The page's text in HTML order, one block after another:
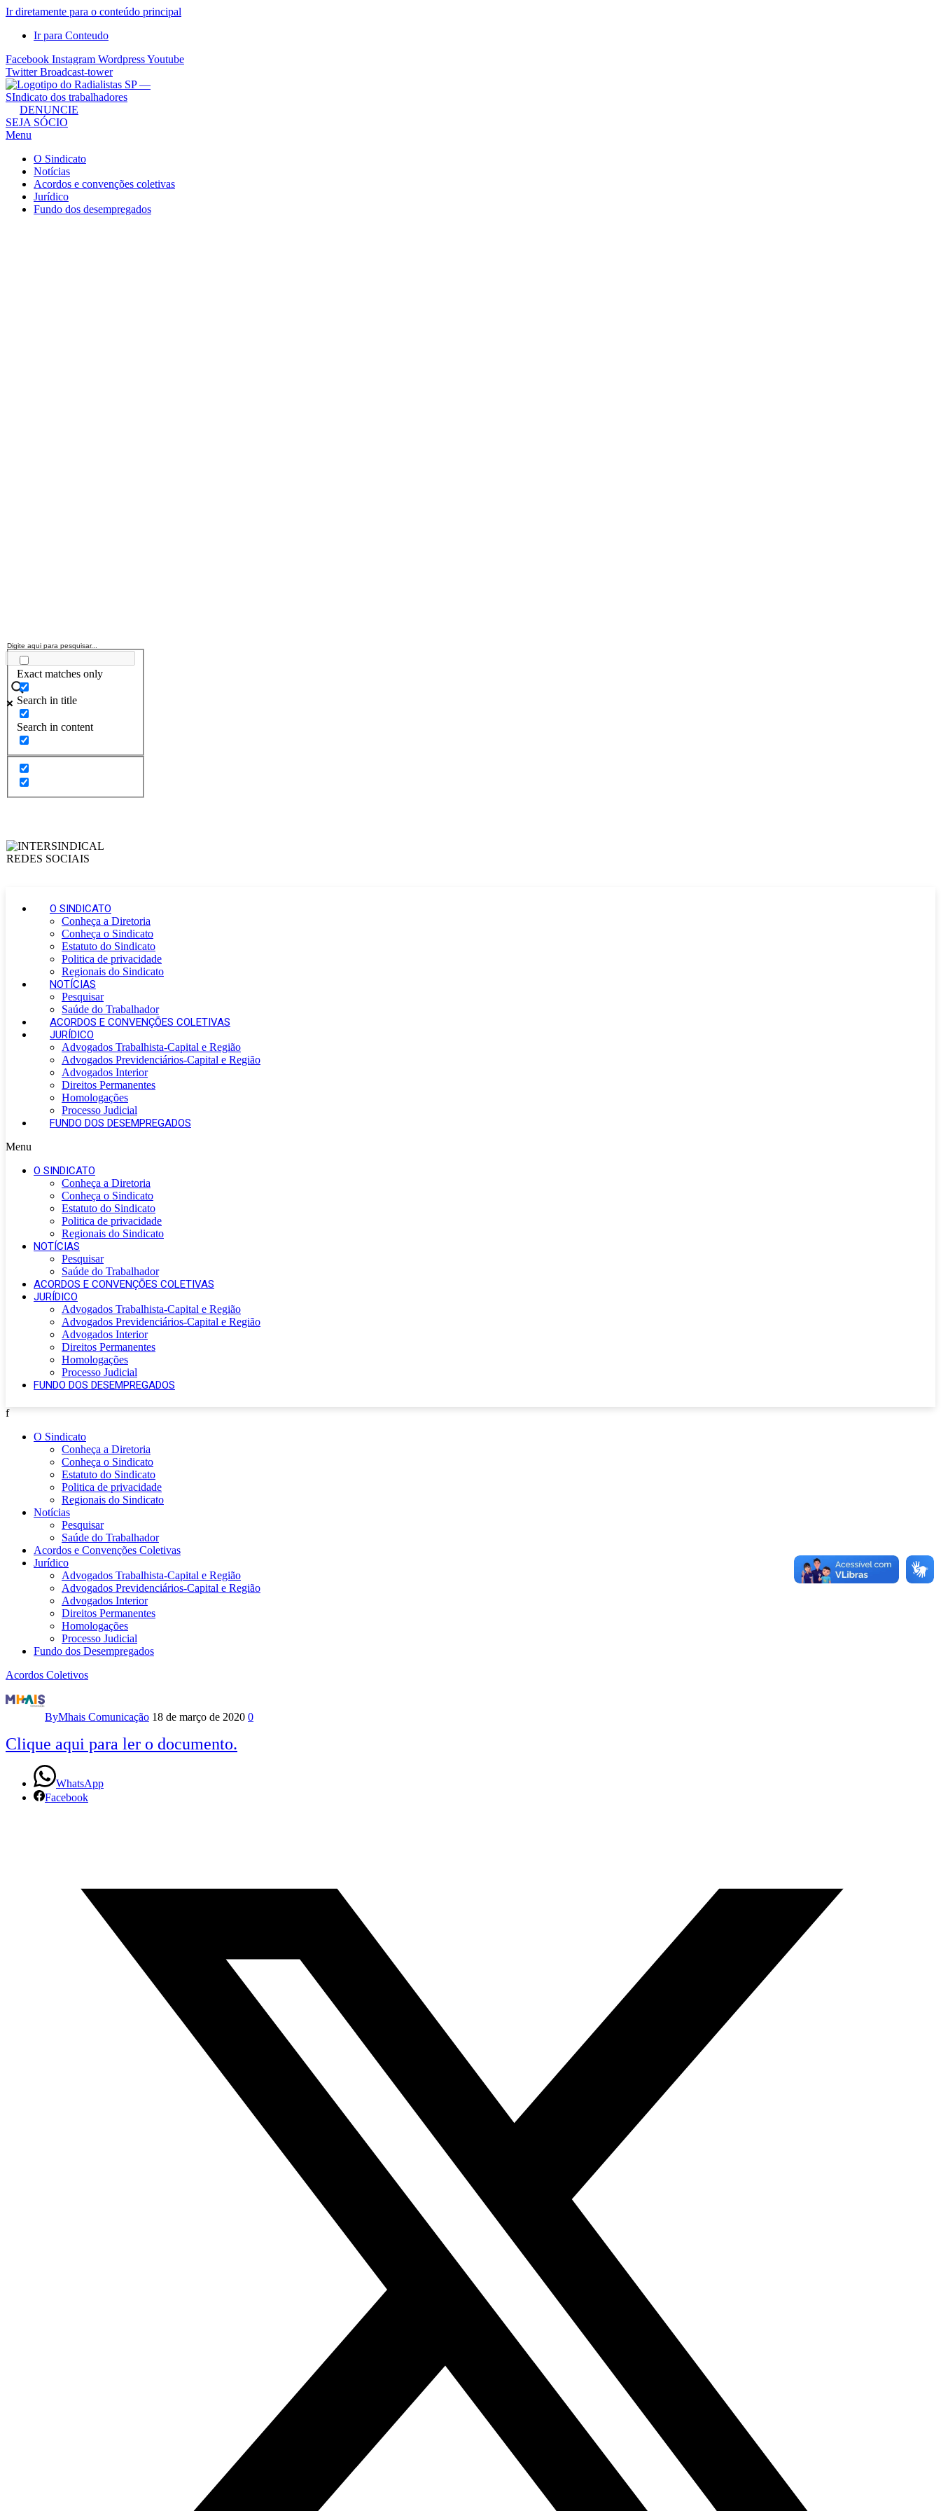
Ir diretamente para o conteúdo principal
Ir para Conteudo
Facebook Instagram WordpressYoutube
Twitter Broadcast-tower
Sindicato
dos
Radialistas
São
Paulo
Sindicato
DENUNCIE
SEJA SÓCIO
Menu
O Sindicato
Notícias
Acordos e convenções coletivas
Jurídico
Fundo dos desempregados
Exact matches only
Search in title
Search in content
O SINDICATO
Conheça a Diretoria
Conheça o Sindicato
Estatuto do Sindicato
Politica de privacidade
Regionais do Sindicato
NOTÍCIAS
Pesquisar
Saúde do Trabalhador
ACORDOS E CONVENÇÕES COLETIVAS
JURÍDICO
Advogados Trabalhista-Capital e Região
Advogados Previdenciários-Capital e Região
Advogados Interior
Direitos Permanentes
Homologações
Processo Judicial
FUNDO DOS DESEMPREGADOS
Menu
O SINDICATO
Conheça a Diretoria
Conheça o Sindicato
Estatuto do Sindicato
Politica de privacidade
Regionais do Sindicato
NOTÍCIAS
Pesquisar
Saúde do Trabalhador
ACORDOS E CONVENÇÕES COLETIVAS
JURÍDICO
Advogados Trabalhista-Capital e Região
Advogados Previdenciários-Capital e Região
Advogados Interior
Direitos Permanentes
Homologações
Processo Judicial
FUNDO DOS DESEMPREGADOS
f
O Sindicato
Conheça a Diretoria
Conheça o Sindicato
Estatuto do Sindicato
Politica de privacidade
Regionais do Sindicato
Notícias
Pesquisar
Saúde do Trabalhador
Acordos e Convenções Coletivas
Jurídico
Advogados Trabalhista-Capital e Região
Advogados Previdenciários-Capital e Região
Advogados Interior
Direitos Permanentes
Homologações
Processo Judicial
Fundo dos Desempregados
Acordos Coletivos
Acordo
Coletivo
2018
2019
ByMhais Comunicação 18 de março de 2020 0
Clique aqui para ler o documento.
WhatsApp
Facebook